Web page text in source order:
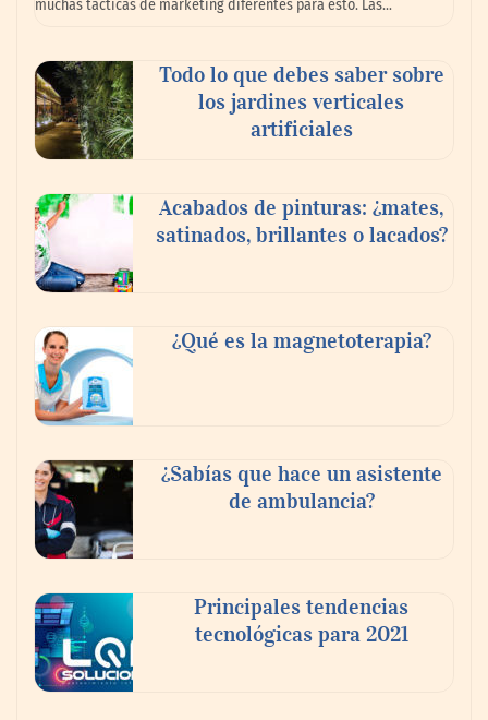
Madrid
Danfoss adelanta cinco años su objetivo
climático y reduce sus emisiones en un 51
%
La banca debe modernizar sus sistemas
core sin perder décadas de conocimiento
de negocio: Minsait
muchas tácticas de marketing diferentes para esto. Las…
Todo lo que debes saber sobre
los jardines verticales
artificiales
Acabados de pinturas: ¿mates,
satinados, brillantes o lacados?
¿Qué es la magnetoterapia?
¿Sabías que hace un asistente
de ambulancia?
Principales tendencias
tecnológicas para 2021